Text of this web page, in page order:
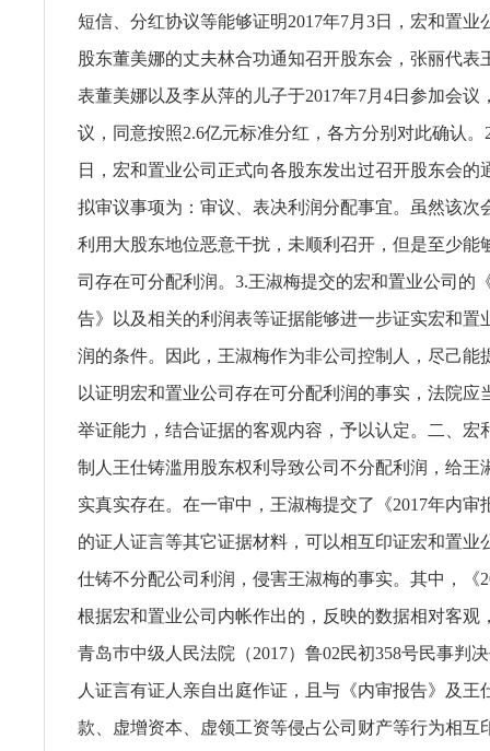
短信、分红协议等能够证明2017年7月3日，宏和置业
股东董美娜的丈夫林合功通知召开股东会，张丽代表
表董美娜以及李从萍的儿子于2017年7月4日参加会议
议，同意按照2.6亿元标准分红，各方分别对此确认。
日，宏和置业公司正式向各股东发出过召开股东会的
拟审议事项为：审议、表决利润分配事宜。虽然该次
利用大股东地位恶意干扰，未顺利召开，但是至少能
司存在可分配利润。3.王淑梅提交的宏和置业公司的
告》以及相关的利润表等证据能够进一步证实宏和置
润的条件。因此，王淑梅作为非公司控制人，尽己能
以证明宏和置业公司存在可分配利润的事实，法院应
举证能力，结合证据的客观内容，予以认定。二、宏
制人王仕铸滥用股东权利导致公司不分配利润，给王
实真实存在。在一审中，王淑梅提交了《2017年内审
的证人证言等其它证据材料，可以相互印证宏和置业
仕铸不分配公司利润，侵害王淑梅的事实。其中，《
根据宏和置业公司内帐作出的，反映的数据相对客观
青岛巿中级人民法院（2017）鲁02民初358号民事判
人证言有证人亲自出庭作证，且与《内审报告》及王
款、虚增资本、虚领工资等侵占公司财产等行为相互